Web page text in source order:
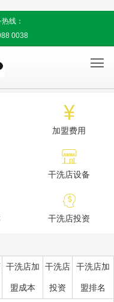
线：
0038


加盟费用

干洗店设备

干洗店投资
干洗店加
盟成本
干洗店
投资
干洗店加
盟排名